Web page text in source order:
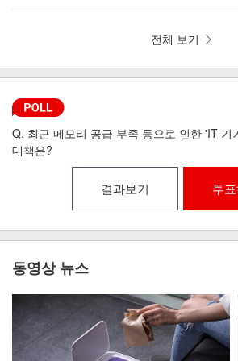
전체 보기
Q. 최근 메모리 공급 부족 등으로 인한 'IT 기
대책은?
결과보기 투
동영상 뉴스